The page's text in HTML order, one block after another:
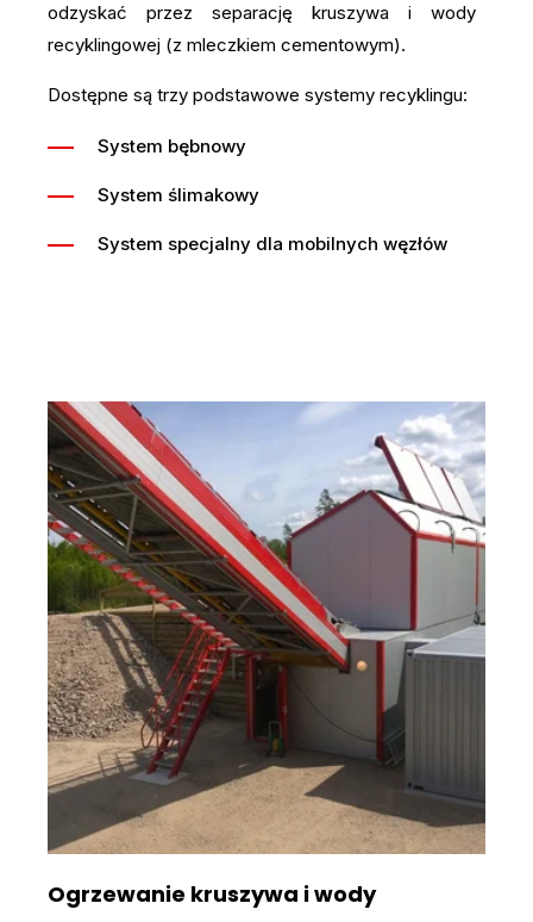
odzyskać przez separację kruszywa i wody
recyklingowej (z mleczkiem cementowym).
Dostępne są trzy podstawowe systemy recyklingu:
System bębnowy
System ślimakowy
System specjalny dla mobilnych węzłów
Ogrzewanie kruszywa i wody